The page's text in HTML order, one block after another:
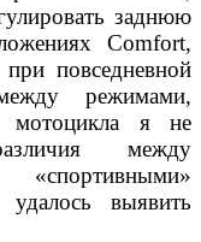
заднюю
Comfort,
повседневной
режимами,
мотоцикла я не
между
удалось выявить